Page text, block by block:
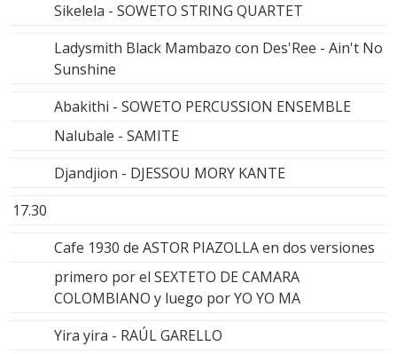
Sikelela - SOWETO STRING QUARTET
Ladysmith Black Mambazo con Des'Ree - Ain't No
Sunshine
Abakithi - SOWETO PERCUSSION ENSEMBLE
Nalubale - SAMITE
Djandjion - DJESSOU MORY KANTE
17.30
Cafe 1930 de ASTOR PIAZOLLA en dos versiones
primero por el SEXTETO DE CAMARA
COLOMBIANO y luego por YO YO MA
Yira yira - RAÚL GARELLO